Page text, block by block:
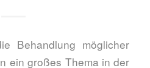
Behandlung möglicher
ein großes Thema in der